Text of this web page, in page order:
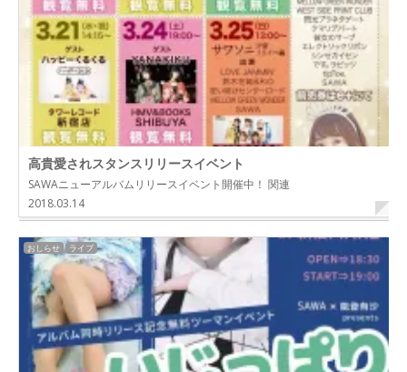
高貴愛されスタンスリリースイベント
SAWAニューアルバムリリースイベント開催中！ 関連
2018.03.14
おしらせ ライブ